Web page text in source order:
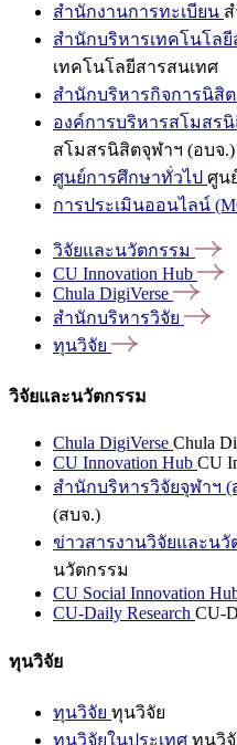
สำนักงานการทะเบียน
สำนักบริหารเทคโนโลยี
เทคโนโลยีสารสนเทศ
สำนักบริหารกิจการนิสิต
องค์การบริหารสโมสร
สโมสรนิสิตจุฬาฯ (อบจ.)
ศูนย์การศึกษาทั่วไป ศูน
การประเมินออนไลน์
วิจัยและนวัตกรรม
CU Innovation Hub
Chula DigiVerse
สำนักบริหารวิจัย
ทุนวิจัย
วิจัยและนวัตกรรม
Chula DigiVerse Chula
CU Innovation Hub CU
สำนักบริหารวิจัยจุฬาฯ (
(สบจ.)
ข่าวสารงานวิจัยและนวั
นวัตกรรม
CU Social Innovation
CU-Daily Research CU-
ทุนวิจัย
ทุนวิจัย ทุนวิจัย
ทุนวิจัยในประเทศ ทุนวิจั